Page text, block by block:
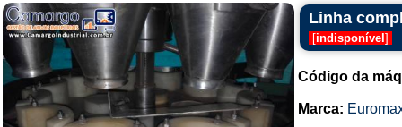
Linha
[indisponível ]
Código da
Marca: